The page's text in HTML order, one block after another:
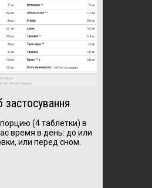
застосування
(4 таблетки) в
время в день: до или
или перед сном.